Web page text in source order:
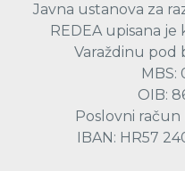
Javna ustanova za
REDEA upisana
Varaždinu pod
MBS:
OIB:
Poslovni
IBAN: HR57